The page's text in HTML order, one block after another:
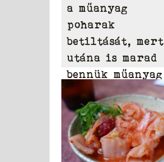
a műanyag
poharak
betiltását, mert
utána is marad
bennük műanyag